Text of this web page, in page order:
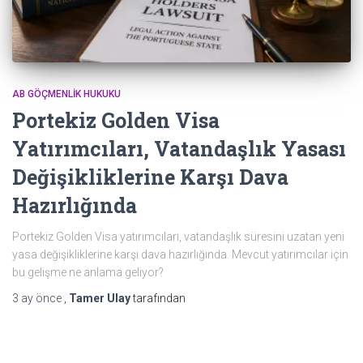
AB GÖÇMENLIK HUKUKU
Portekiz Golden Visa
Yatırımcıları, Vatandaşlık Yasası
Değişikliklerine Karşı Dava
Hazırlığında
Portekiz Golden Visa yatırımcıları, vatandaşlık süresini uzatan yeni
yasa değişikliklerine karşı dava hazırlığında. Mevcut yatırımcılar için
bu gelişme ne anlama geliyor?
3 ay önce Tamer Ulaytarafından